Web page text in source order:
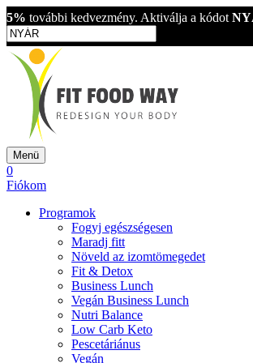
5% további kedvezmény. Aktiválja a kódot
Menü
0
Fiókom
Programok
Fogyj egészségesen
Maradj fitt
Növeld az izomtömegedet
Fit & Detox
Business Lunch
Vegán Business Lunch
Nutri Balance
Low Carb Keto
Pescetáriánus
Vegán